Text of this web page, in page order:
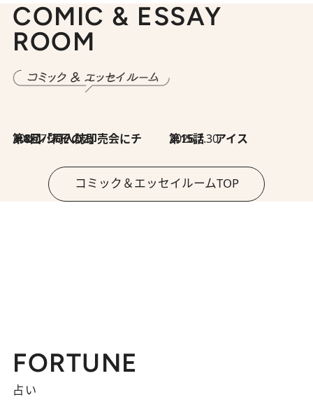
COMIC & ESSAY
ROOM
2026.7.30
第8回「同人誌即売会にチャレンジ その2」 2026.7.30
第15話 アイス
コミック＆エッセイルームTOP
FORTUNE
占い